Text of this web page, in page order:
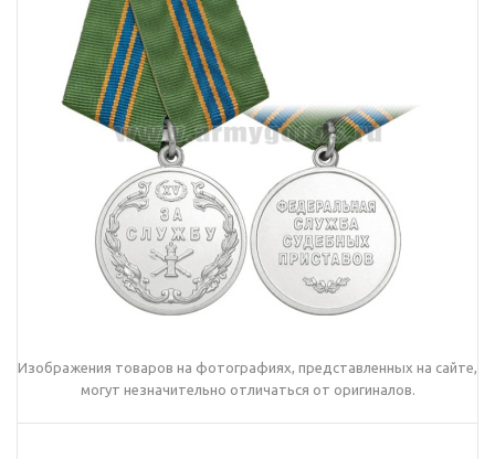
Изображения товаров на фотографиях, представленных на сайте,
могут незначительно отличаться от оригиналов.